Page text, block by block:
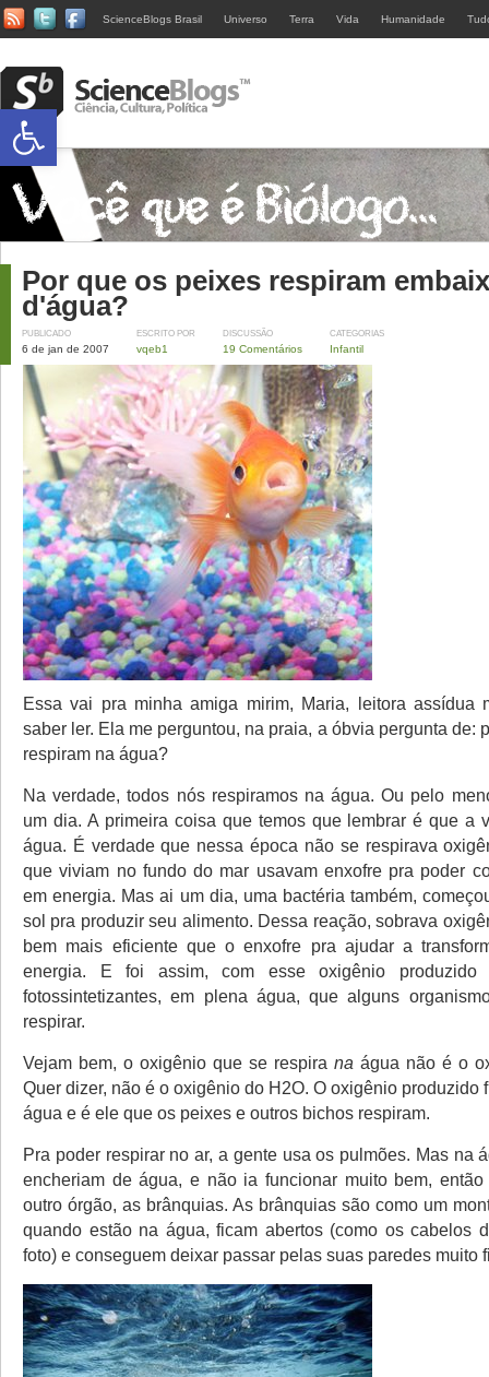
ScienceBlogs Brasil Universo Terra Vida Humanidade
Por que os peixes respiram
d'água?
PUBLICADO
6 de jan de 2007
ESCRITO POR
vqeb1
DISCUSSÃO
19 Comentários
CATEGORIAS
Infantil
Essa vai pra minha amiga mirim, Maria, leitora assídua
saber ler. Ela me perguntou, na praia, a óbvia pergunta de:
respiram na água?
Na verdade, todos nós respiramos na água. Ou pelo
um dia. A primeira coisa que temos que lembrar é que a
água. É verdade que nessa época não se respirava
que viviam no fundo do mar usavam enxofre pra poder
em energia. Mas ai um dia, uma bactéria também,
sol pra produzir seu alimento. Dessa reação, sobrava
bem mais eficiente que o enxofre pra ajudar a
energia. E foi assim, com esse oxigênio produzido
fotossintetizantes, em plena água, que alguns
respirar.
Vejam bem, o oxigênio que se respira na água não é o
Quer dizer, não é o oxigênio do H2O. O oxigênio produzido
água e é ele que os peixes e outros bichos respiram.
Pra poder respirar no ar, a gente usa os pulmões. Mas na
encheriam de água, e não ia funcionar muito bem,
outro órgão, as brânquias. As brânquias são como um
quando estão na água, ficam abertos (como os cabelos
foto) e conseguem deixar passar pelas suas paredes muito
Abrir a barra de ferramentas